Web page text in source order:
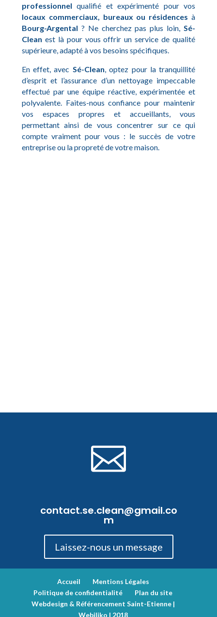
professionnel qualifié et expérimenté pour vos
locaux commerciaux, bureaux ou résidences à
Bourg-Argental ? Ne cherchez pas plus loin, Sé-
Clean est là pour vous offrir un service de qualité
supérieure, adapté à vos besoins spécifiques.
En effet, avec Sé-Clean , optez pour la tranquillité
d’esprit et l’assurance d’un nettoyage impeccable
effectué par une équipe réactive, expérimentée et
polyvalente. Faites-nous confiance pour maintenir
vos espaces propres et accueillants, vous
permettant ainsi de vous concentrer sur ce qui
compte vraiment pour vous : le succès de votre
entreprise ou la propreté de votre maison.

contact.se.clean@gmail.co
m
Laissez-nous un message
Accueil
Mentions Légales
Politique de confidentialité
Plan du site
Webdesign & Référencement Saint-Etienne |
Webiliko | 2018